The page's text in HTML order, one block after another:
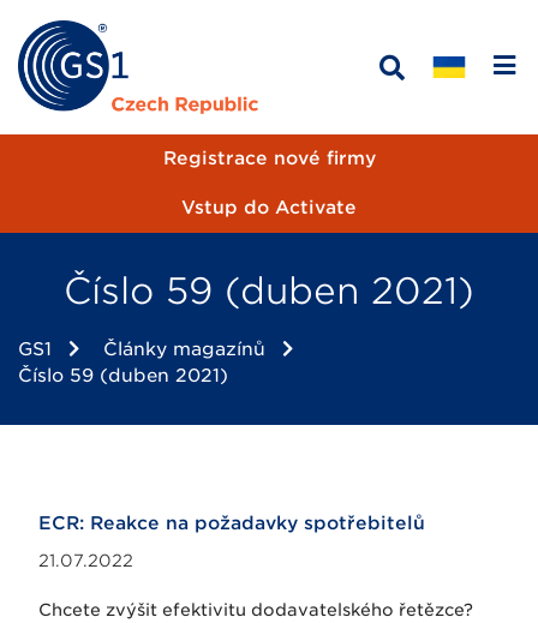
Registrace nové firmy
Vstup do Activate
Číslo 59 (duben 2021)
GS1
Články magazínů
Číslo 59 (duben 2021)
ECR: Reakce na požadavky spotřebitelů
21.07.2022
Chcete zvýšit efektivitu dodavatelského řetězce?